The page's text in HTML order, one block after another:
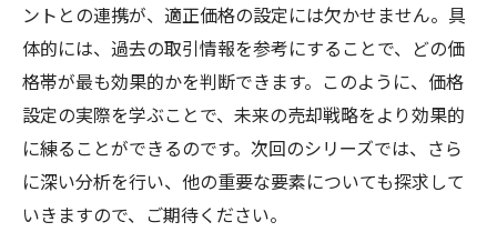
ントとの連携が、適正価格の設定には欠かせません。具
体的には、過去の取引情報を参考にすることで、どの価
格帯が最も効果的かを判断できます。このように、価格
設定の実際を学ぶことで、未来の売却戦略をより効果的
に練ることができるのです。次回のシリーズでは、さら
に深い分析を行い、他の重要な要素についても探求して
いきますので、ご期待ください。